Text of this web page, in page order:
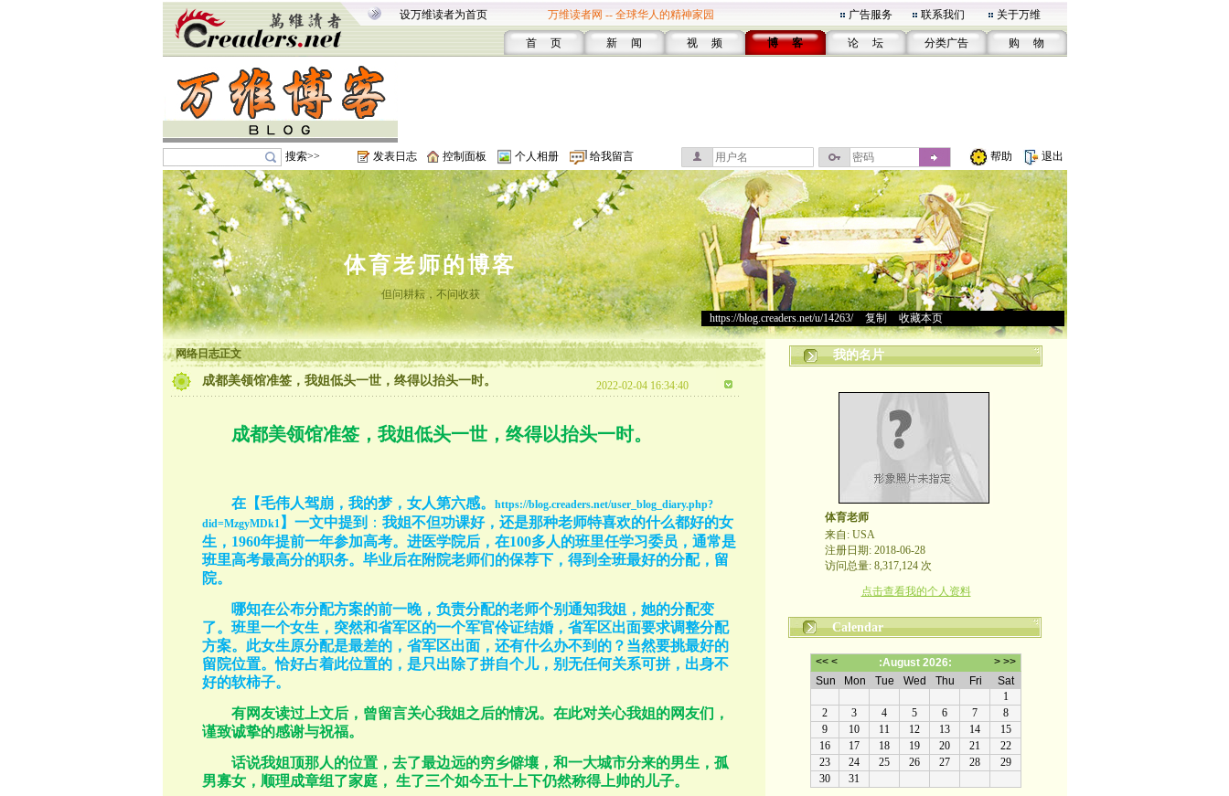
设万维读者为首页 万维读者网 -- 全球华人的精神家园 广告服务 联系我们 关于万维
首 页 新 闻 视 频 博 客 论 坛 分类广告 购 物
搜索>> 发表日志 控制面板 个人相册 给我留言 帮助 退出
体育老师的博客
但问耕耘，不问收获
https://blog.creaders.net/u/14263/> 复制 收藏本页
网络日志正文
成都美领馆准签，我姐低头一世，终得以抬头一时。 2022-02-04 16:34:40
成都美领馆准签，我姐低头一世，终得以抬头一时。
在【毛伟人驾崩，我的梦，女人第六感。
https://blog.creaders.net/user_blog_diary.php?
did=MzgyMDk1 】一文中提到 ： 我姐不但功课好，还是那种老师特喜欢的什么都好的女
生， 1960年提前一年参加高考。进医学院后，在100多人的班里任学习委员，通常是
班里高考最高分的职务。毕业后在附院老师们的保荐下，得到全班最好的分配，留
院。
哪知在公布分配方案的前一晚，负责分配的老师个别通知我姐，她的分配变
了。班里一个女生，突然和省军区的一个军官伶证结婚，省军区出面要求调整分配
方案。此女生原分配是最差的，省军区出面，还有什么办不到的？当然要挑最好的
留院位置。恰好占着此位置的，是只出除了拼自个儿，别无任何关系可拼，出身不
好的软柿子。
有网友读过上文后，曾留言关心我姐之后的情况。在此对关心我姐的网友们，
谨致诚挚的感谢与祝福。
话说我姐顶那人的位置，去了最边远的穷乡僻壤，和一大城市分来的男生，孤
男寡女，顺理成章组了家庭， 生了三个如今五十上下仍然称得上帅的儿子。
我的名片
体育老师
来自: USA
注册日期: 2018-06-28
访问总量: 8,317,124 次
点击查看我的个人资料
Calendar